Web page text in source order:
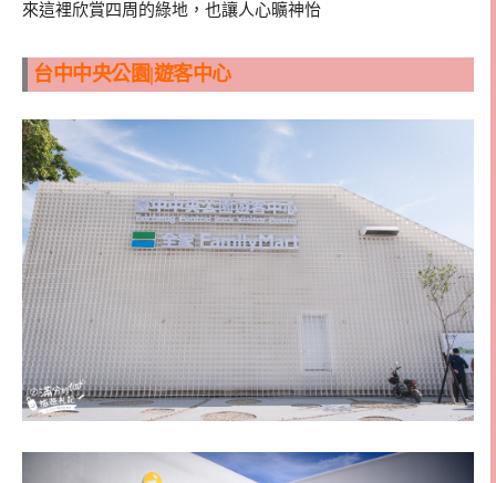
來這裡欣賞四周的綠地，也讓人心曠神怡
台中中央公園|遊客中心